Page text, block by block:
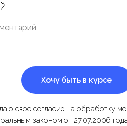
Хочу быть в курсе
свое согласие на обработку
законом от 27.07.2006